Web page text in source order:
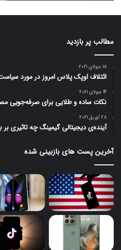
مطالب پر بازدید
18 جولای 2021
ائتلاف اوپک پلاس امروز در مورد
14 جولای 2021
نکات ساده و طلایی برای صرفه‌جویی
28 آوریل 2021
آینده‌ی دیجیتالی گیمینگ چه تاثیری بر
آخرین پست های بازبینی شده